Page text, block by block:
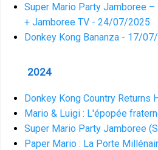
Super Mario Party Jamboree
+ Jamboree TV - 24/07/2025
Donkey Kong Bananza - 17/
2024
Donkey Kong Country Returns
Mario & Luigi : L'épopée
Super Mario Party Jamboree
Paper Mario : La Porte